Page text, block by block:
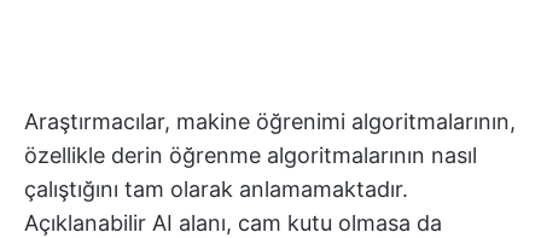
Araştırmacılar, makine öğrenimi algoritmalarının,
özellikle derin öğrenme algoritmalarının nasıl
çalıştığını tam olarak anlamamaktadır.
Açıklanabilir AI alanı, cam kutu olmasa da